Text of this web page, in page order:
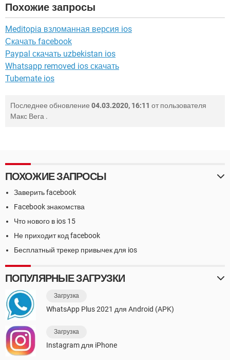
Похожие запросы
Meditopia взломанная версия ios
Скачать facebook
Paypal скачать uzbekistan ios
Whatsapp removed ios скачать
Tubemate ios
Последнее обновление 04.03.2020, 16:11 от пользователя
Макс Вега .
ПОХОЖИЕ ЗАПРОСЫ
Заверить facebook
Facebook знакомства
Что нового в ios 15
Не приходит код facebook
Бесплатный трекер привычек для ios
ПОПУЛЯРНЫЕ ЗАГРУЗКИ
Загрузка
WhatsApp Plus 2021 для Android (APK)
Загрузка
Instagram для iPhone